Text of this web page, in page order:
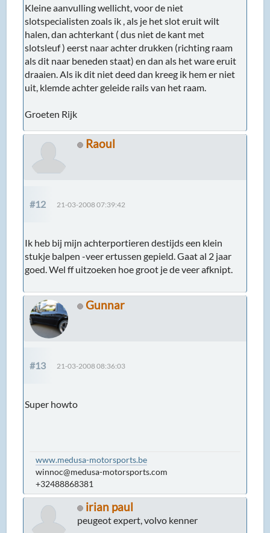
Kleine aanvulling wellicht, voor de niet
slotspecialisten zoals ik , als je het slot eruit wilt
halen, dan achterkant ( dus niet de kant met
slotsleuf ) eerst naar achter drukken (richting raam
als dit naar beneden staat) en dan als het ware eruit
draaien. Als ik dit niet deed dan kreeg ik hem er niet
uit, klemde achter geleide rails van het raam.
Groeten Rijk
Raoul
#12 21-03-2008 07:39:42
Ik heb bij mijn achterportieren destijds een klein
stukje balpen -veer ertussen gepield. Gaat al 2 jaar
goed. Wel ff uitzoeken hoe groot je de veer afknipt.
Gunnar
#13 21-03-2008 08:36:03
Super howto
www.medusa-motorsports.be
winnoc@medusa-motorsports.com
+32488868381
irian paul
peugeot expert, volvo kenner